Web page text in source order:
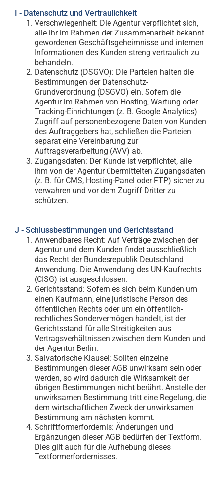
I - Datenschutz und Vertraulichkeit
Verschwiegenheit: Die Agentur verpflichtet sich,
alle ihr im Rahmen der Zusammenarbeit bekannt
gewordenen Geschäftsgeheimnisse und internen
Informationen des Kunden streng vertraulich zu
behandeln.
Datenschutz (DSGVO): Die Parteien halten die
Bestimmungen der Datenschutz-
Grundverordnung (DSGVO) ein. Sofern die
Agentur im Rahmen von Hosting, Wartung oder
Tracking-Einrichtungen (z. B. Google Analytics)
Zugriff auf personenbezogene Daten von Kunden
des Auftraggebers hat, schließen die Parteien
separat eine Vereinbarung zur
Auftragsverarbeitung (AVV) ab.
Zugangsdaten: Der Kunde ist verpflichtet, alle
ihm von der Agentur übermittelten Zugangsdaten
(z. B. für CMS, Hosting-Panel oder FTP) sicher zu
verwahren und vor dem Zugriff Dritter zu
schützen.
J - Schlussbestimmungen und Gerichtsstand
Anwendbares Recht: Auf Verträge zwischen der
Agentur und dem Kunden findet ausschließlich
das Recht der Bundesrepublik Deutschland
Anwendung. Die Anwendung des UN-Kaufrechts
(CISG) ist ausgeschlossen.
Gerichtsstand: Sofern es sich beim Kunden um
einen Kaufmann, eine juristische Person des
öffentlichen Rechts oder um ein öffentlich-
rechtliches Sondervermögen handelt, ist der
Gerichtsstand für alle Streitigkeiten aus
Vertragsverhältnissen zwischen dem Kunden und
der Agentur Berlin.
Salvatorische Klausel: Sollten einzelne
Bestimmungen dieser AGB unwirksam sein oder
werden, so wird dadurch die Wirksamkeit der
übrigen Bestimmungen nicht berührt. Anstelle der
unwirksamen Bestimmung tritt eine Regelung, die
dem wirtschaftlichen Zweck der unwirksamen
Bestimmung am nächsten kommt.
Schriftformerfordernis: Änderungen und
Ergänzungen dieser AGB bedürfen der Textform.
Dies gilt auch für die Aufhebung dieses
Textformerfordernisses.